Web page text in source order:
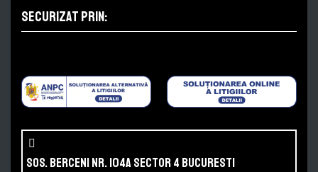
Securizat prin:
Sos. Berceni nr. 104A SECTOR 4 BUCURESTI